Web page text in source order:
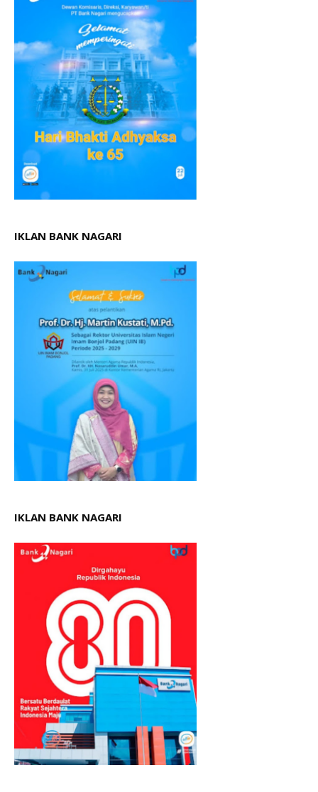
IKLAN BANK NAGARI
IKLAN BANK NAGARI